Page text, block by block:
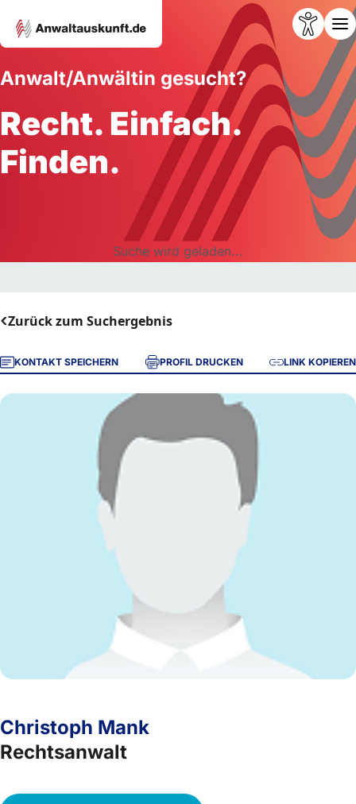
Anwalt/Anwältin gesucht?
Recht. Einfach.
Finden.
Suche wird geladen...
Zurück zum Suchergebnis
KONTAKT SPEICHERN PROFIL DRUCKEN LINK KOPIEREN
Christoph Mank
Rechtsanwalt